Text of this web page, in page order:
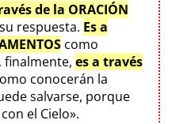
de la ORACIÓN
respuesta. Es a
como
finalmente, es a través
conocerán la
salvarse, porque
el Cielo».